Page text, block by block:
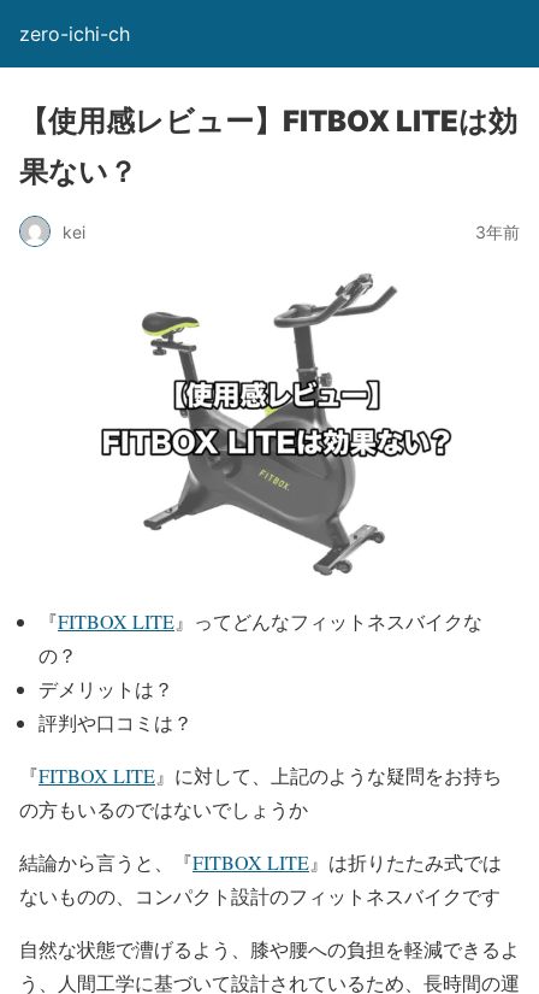
zero-ichi-ch
【使用感レビュー】FITBOX LITEは効
果ない？
kei 3年前
『FITBOX LITE』ってどんなフィットネスバイクな
の？
デメリットは？
評判や口コミは？
『FITBOX LITE』に対して、上記のような疑問をお持ち
の方もいるのではないでしょうか
結論から言うと、『FITBOX LITE』は折りたたみ式では
ないものの、コンパクト設計のフィットネスバイクです
自然な状態で漕げるよう、膝や腰への負担を軽減できるよ
う、人間工学に基づいて設計されているため、長時間の運